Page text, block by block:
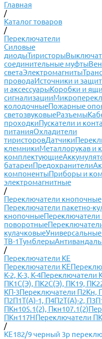
Главная
/
Каталог товаров
/
Переключатели
Силовые
диодыТиристоры
соединительные муфты
светаЭлектромагниты
проводаИсточники и
и аксессуарыКоробки и
сигнализации
колодочныеПожарные
светозвуковыеРазъемы
проходкиПускатели и
питанияОхладители
тиристоровДатчики
клемникиМеталлорукав и
комплектующие
батареиПредохранители
компонентыПриборы и
электромагнитные
/
Переключатели кнопочные
Переключатели пакетно-
кнопочныеПереключатели
поворотные
кулачковые
ТВ-1Тумблеры
/
Переключатели КЕ
Переключатели КЕ
К-2, К-3, К-4Переключатели
ПК1С(Э), ПК2С(Э), ПК19,
КП-3Переключатели П2Кн,
П2П1Т(А)-1, П4П2Т(А)-2,
ПКн105.1(2), Пкн107.1(2)
ПКн117НПереключатели
/
КЕ182/9 черный 3р